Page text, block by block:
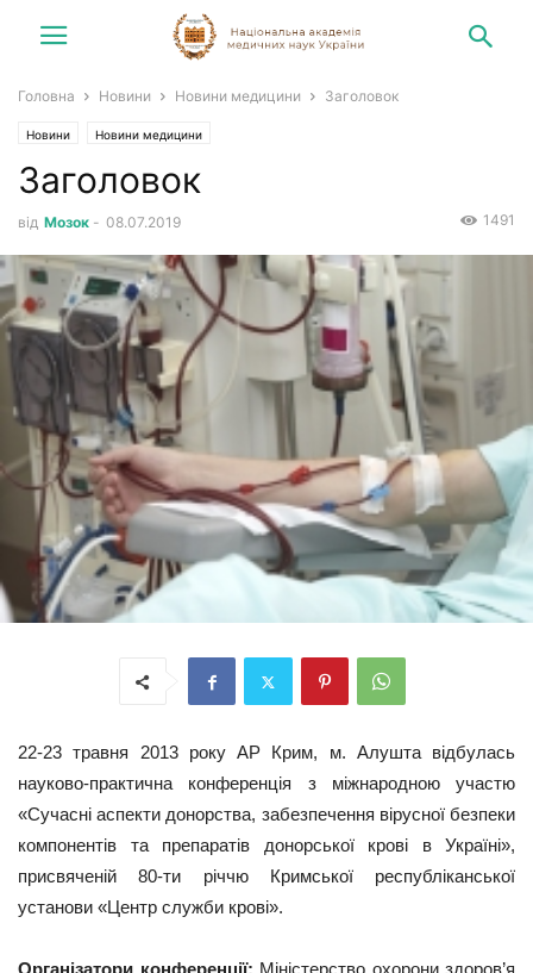
Головна Новини Новини медицини Заголовок
Новини Новини медицини
Заголовок
від Мозок - 08.07.2019 1491
22-23 травня 2013 року АР Крим, м. Алушта відбулась
науково-практична конференція з міжнародною участю
«Сучасні аспекти донорства, забезпечення вірусної безпеки
компонентів та препаратів донорської крові в Україні»,
присвяченій 80-ти річчю Кримської республіканської
установи «Центр служби крові».